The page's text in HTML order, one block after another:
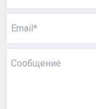
Email*
Сообщение